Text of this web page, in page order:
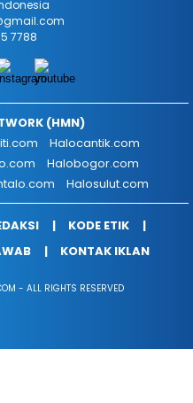
7788
(HMN)
Halocantik.com
Halobogor.com
Halosulut.com
KODE ETIK
KONTAK IKLAN
- ALL RIGHTS RESERVED